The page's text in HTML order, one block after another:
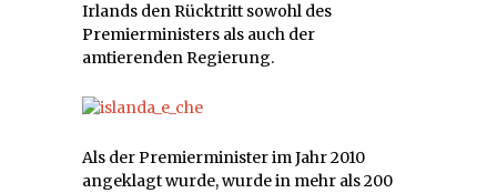
Irlands den Rücktritt sowohl des
Premierministers als auch der
amtierenden Regierung.
Als der Premierminister im Jahr 2010
angeklagt wurde, wurde in mehr als 200